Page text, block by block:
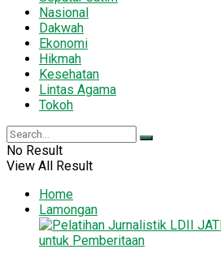
Nasional
Dakwah
Ekonomi
Hikmah
Kesehatan
Lintas Agama
Tokoh
No Result
View All Result
Home
Lamongan